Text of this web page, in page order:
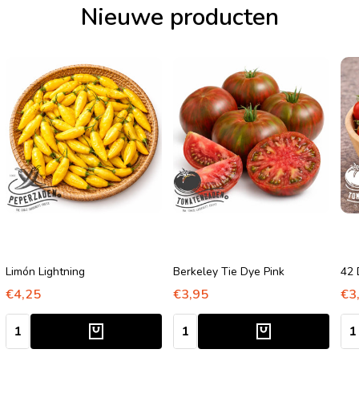
Nieuwe producten
Limón Lightning
€4,25
Aantal:
Berkeley Tie Dye Pink
€3,95
Aantal:
42